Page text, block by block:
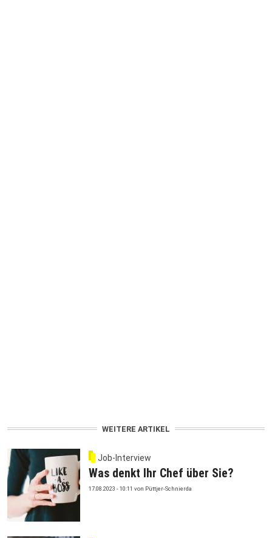
WEITERE ARTIKEL
Job-Interview
Was denkt Ihr Chef über Sie?
17.08.2023 - 10:11 von Püttjer-Schnierda